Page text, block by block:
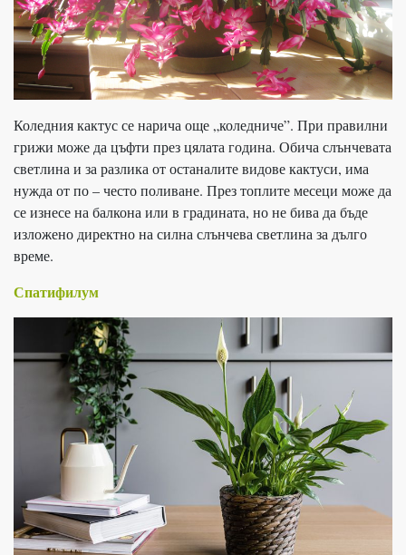
Коледния кактус се нарича още „коледниче”. При правилни
грижи може да цъфти през цялата година. Обича слънчевата
светлина и за разлика от останалите видове кактуси, има
нужда от по – често поливане. През топлите месеци може да
се изнесе на балкона или в градината, но не бива да бъде
изложено директно на силна слънчева светлина за дълго
време.
Спатифилум